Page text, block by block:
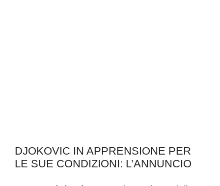
DJOKOVIC IN APPRENSIONE PER
LE SUE CONDIZIONI: L’ANNUNCIO